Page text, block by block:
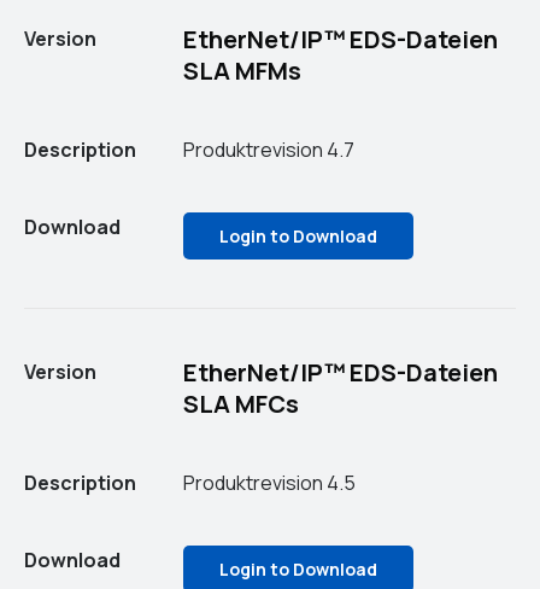
Version
EtherNet/IP™ EDS-Dateien
SLA MFMs
Description Produktrevision 4.7
Download Login to Download
Version
EtherNet/IP™ EDS-Dateien
SLA MFCs
Description Produktrevision 4.5
Download Login to Download